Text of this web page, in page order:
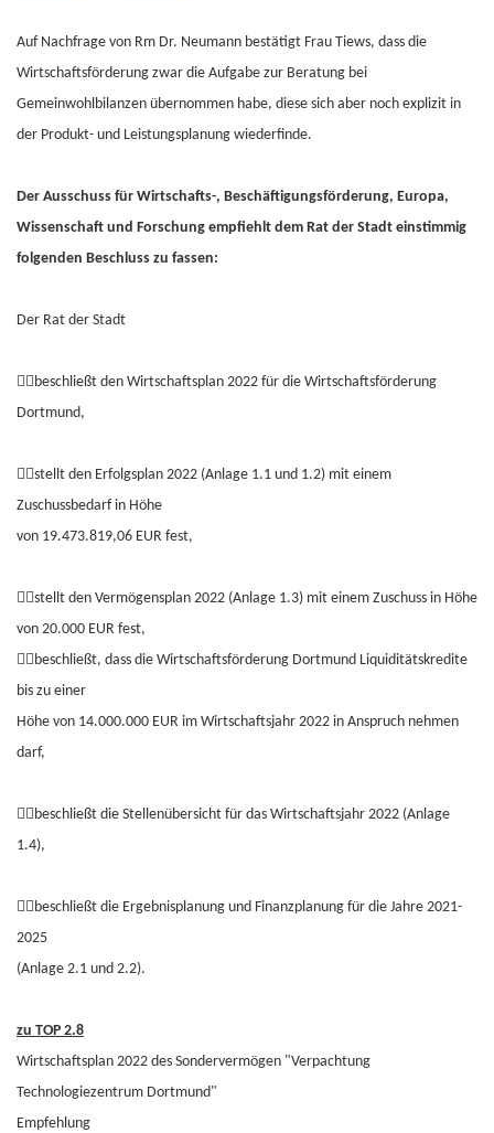
Auf Nachfrage von Rm Dr. Neumann bestätigt Frau Tiews, dass die
Wirtschaftsförderung zwar die Aufgabe zur Beratung bei
Gemeinwohlbilanzen übernommen habe, diese sich aber noch explizit in
der Produkt- und Leistungsplanung wiederfinde.
Der Ausschuss für Wirtschafts-, Beschäftigungsförderung, Europa,
Wissenschaft und Forschung empfiehlt dem Rat der Stadt einstimmig
folgenden Beschluss zu fassen:
Der Rat der Stadt
beschließt den Wirtschaftsplan 2022 für die Wirtschaftsförderung
Dortmund,
stellt den Erfolgsplan 2022 (Anlage 1.1 und 1.2) mit einem
Zuschussbedarf in Höhe
von 19.473.819,06 EUR fest,
stellt den Vermögensplan 2022 (Anlage 1.3) mit einem Zuschuss in Höhe
von 20.000 EUR fest,
beschließt, dass die Wirtschaftsförderung Dortmund Liquiditätskredite
bis zu einer
Höhe von 14.000.000 EUR im Wirtschaftsjahr 2022 in Anspruch nehmen
darf,
beschließt die Stellenübersicht für das Wirtschaftsjahr 2022 (Anlage
1.4),
beschließt die Ergebnisplanung und Finanzplanung für die Jahre 2021-
2025
(Anlage 2.1 und 2.2).
zu TOP 2.8
Wirtschaftsplan 2022 des Sondervermögen "Verpachtung
Technologiezentrum Dortmund"
Empfehlung